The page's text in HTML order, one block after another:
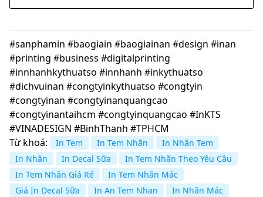
#sanphamin #baogiain #baogiainan #design #inan
#printing #business #digitalprinting
#innhanhkythuatso #innhanh #inkythuatso
#dichvuinan #congtyinkythuatso #congtyin
#congtyinan #congtyinanquangcao
#congtyinantaihcm #congtyinquangcao #InKTS
#VINADESIGN #BinhThanh #TPHCM
Từ khoá:
In Tem In Tem Nhãn
In Nhãn Tem
In Nhãn
In Decal Sữa
In Tem Nhãn Theo Yêu Cầu
In Tem Nhãn Giá Rẻ
In Tem Nhãn Mác
Giá In Decal Sữa
In An Tem Nhan
In Nhãn Mác